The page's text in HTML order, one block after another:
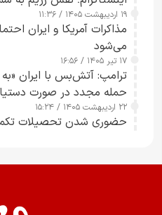
۱۹ اردیبهشت ۱۴۰۵ / ۱۱:۳۶
مذاکرات آمریکا و ایران
می‌شود
۱۷ تیر ۱۴۰۵ / ۱۶:۵۶
ترامپ: آتش‌بس با ایران
حمله مجدد در صورت
۲۲ اردیبهشت ۱۴۰۵ / ۱۵:۲۴
حضوری شدن تحصیلات